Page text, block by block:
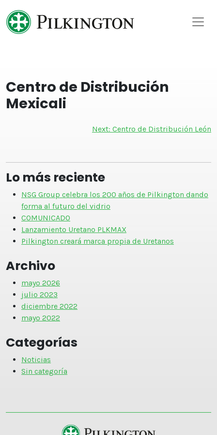
to
content
Centro de Distribución
Mexicali
entradas
Next: Centro de Distribución León
Lo más reciente
NSG Group celebra los 200 años de Pilkington dando
forma al futuro del vidrio
COMUNICADO
Lanzamiento Uretano PLKMAX
Pilkington creará marca propia de Uretanos
Archivo
mayo 2026
julio 2023
diciembre 2022
mayo 2022
Categorías
Noticias
Sin categoría